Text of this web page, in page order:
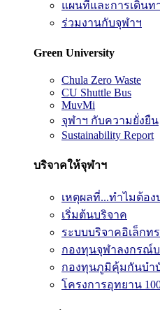
แผนที่และการเดินท
ร่วมงานกับจุฬาฯ
Green University
Chula Zero Waste
CU Shuttle Bus
MuvMi
จุฬาฯ กับความยั่งยืน
Sustainability Report
บริจาคให้จุฬาฯ
เหตุผลที่...ทำไมต้อ
เริ่มต้นบริจาค
ระบบบริจาคอิเล็กท
กองทุนจุฬาลงกรณ์
กองทุนภูมิคุ้มกันบำ
โครงการอุทยาน